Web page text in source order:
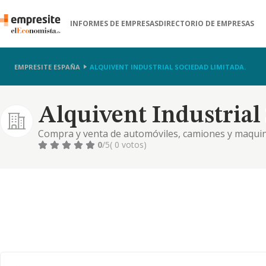
INFORMES DE EMPRESASDIRECTORIO DE EMPRESAS
EMPRESITE ESPAÑA ALQUIVENT INDUSTRIAL SOCIEDAD LIMITADA.
Alquivent Industrial
Compra y venta de automóviles, camiones y
chapa, pintura y electricidad
0/5( 0 votos)